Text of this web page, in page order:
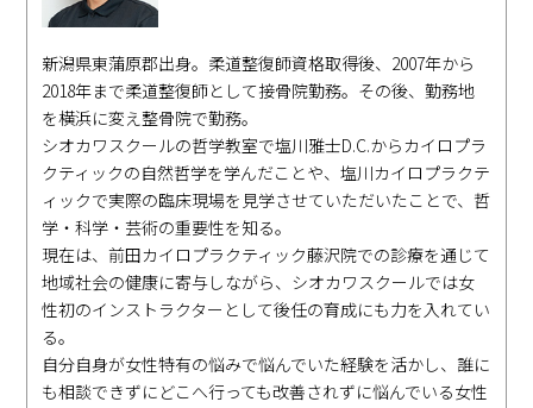
新潟県東蒲原郡出身。柔道整復師資格取得後、2007年から
2018年まで柔道整復師として接骨院勤務。その後、勤務地
を横浜に変え整骨院で勤務。
シオカワスクールの哲学教室で塩川雅士D.C.からカイロプラ
クティックの自然哲学を学んだことや、塩川カイロプラクテ
ィックで実際の臨床現場を見学させていただいたことで、哲
学・科学・芸術の重要性を知る。
現在は、前田カイロプラクティック藤沢院での診療を通じて
地域社会の健康に寄与しながら、シオカワスクールでは女
性初のインストラクターとして後任の育成にも力を入れてい
る。
自分自身が女性特有の悩みで悩んでいた経験を活かし、誰に
も相談できずにどこへ行っても改善されずに悩んでいる女性